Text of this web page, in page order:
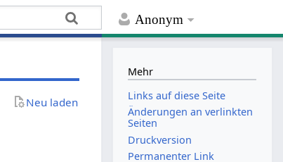
Anonym
Neu laden
Mehr
Links auf diese Seite
Änderungen an verlinkten
Seiten
Druckversion
Permanenter Link